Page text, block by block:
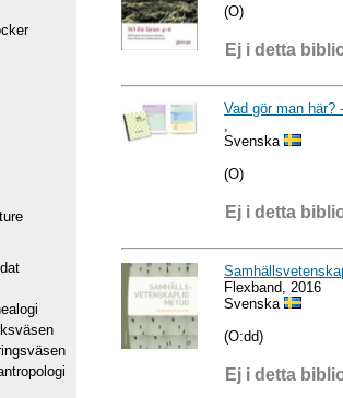
(O)
Ej i detta
Vad gör man här?
Svenska
(O)
Ej i detta
Flexband, 2016
Svenska
(O:dd)
Ej i detta